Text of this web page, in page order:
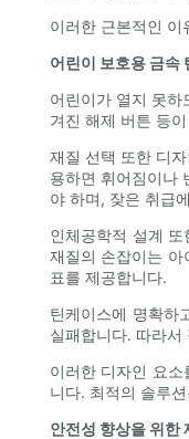
이러한 근본적인
어린이 보호용 금속
어린이가 열지 못
겨진 해제 버튼 등
재질 선택 또한 디
용하면 휘어짐이나
야 하며, 잦은 취급
인체공학적 설계
재질의 손잡이는
표를 제공합니다.
틴케이스에 명확하
실패합니다. 따라
이러한 디자인 요
니다. 최적의 솔루
안전성 향상을 위한